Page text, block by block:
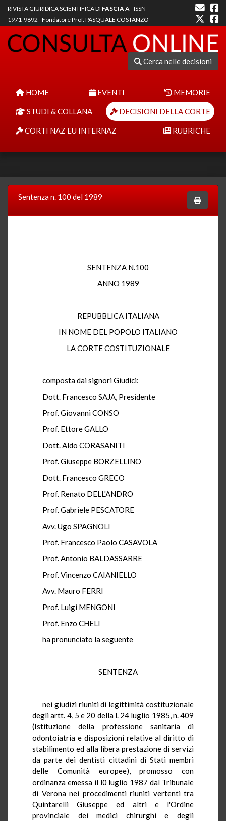
RIVISTA GIURIDICA SCIENTIFICA DI FASCIA A- ISSN
1971-9892 - Fondatore Prof. PASQUALE COSTANZO
Cerca nelle decisioni
HOME EVENTI MEMORIE
STUDI & COLLANA DECISIONI DELLA CORTE
CORTI NAZ EU INTERNAZ RUBRICHE
Sentenza n. 100 del 1989
SENTENZA N.100
ANNO 1989
REPUBBLICA ITALIANA
IN NOME DEL POPOLO ITALIANO
LA CORTE COSTITUZIONALE
composta dai signori Giudici:
Dott. Francesco SAJA, Presidente
Prof. Giovanni CONSO
Prof. Ettore GALLO
Dott. Aldo CORASANITI
Prof. Giuseppe BORZELLINO
Dott. Francesco GRECO
Prof. Renato DELL'ANDRO
Prof. Gabriele PESCATORE
Avv. Ugo SPAGNOLI
Prof. Francesco Paolo CASAVOLA
Prof. Antonio BALDASSARRE
Prof. Vincenzo CAIANIELLO
Avv. Mauro FERRI
Prof. Luigi MENGONI
Prof. Enzo CHELI
ha pronunciato la seguente
SENTENZA
nei giudizi riuniti di legittimità costituzionale
degli artt. 4, 5 e 20 della l. 24 luglio 1985, n. 409
(Istituzione della professione sanitaria di
odontoiatria e disposizioni relative al diritto di
stabilimento ed alla libera prestazione di servizi
da parte dei dentisti cittadini di Stati membri
delle Comunità europee), promosso con
ordinanza emessa il l0 luglio 1987 dal Tribunale
di Verona nei procedimenti riuniti vertenti tra
Quintarelli Giuseppe ed altri e l'Ordine
provinciale dei medici chirurghi e degli